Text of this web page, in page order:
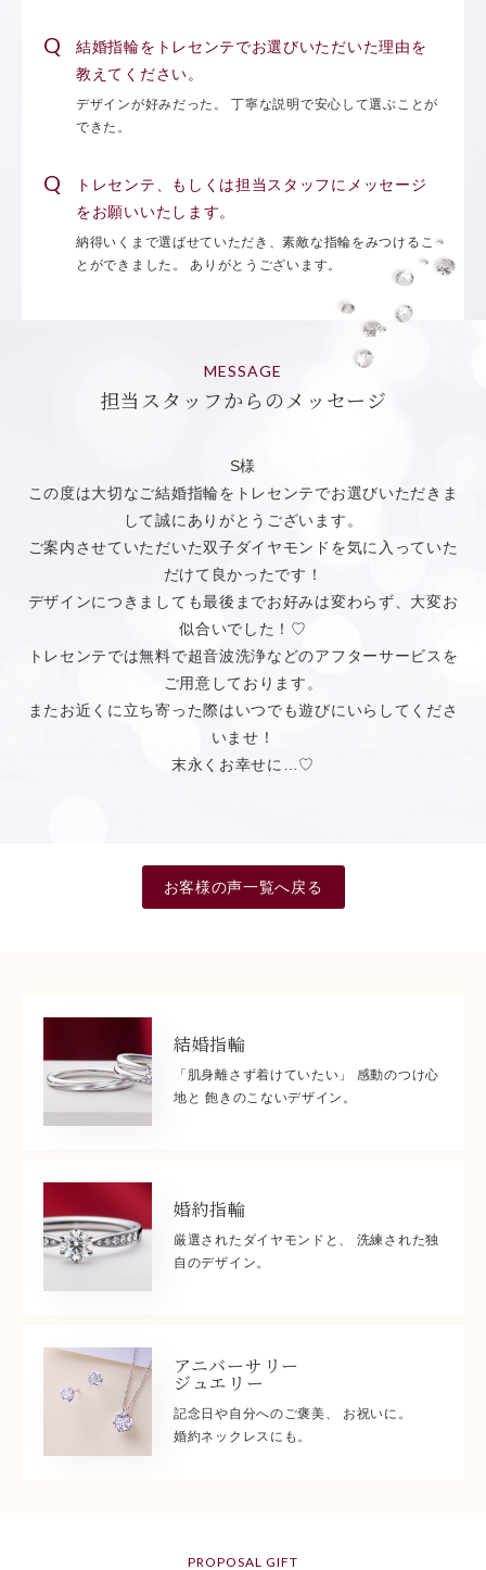
結婚指輪をトレセンテでお選びいただいた理由を
教えてください。
デザインが好みだった。 丁寧な説明で安心して選ぶことが
できた。
トレセンテ、もしくは担当スタッフにメッセージ
をお願いいたします。
納得いくまで選ばせていただき、素敵な指輪をみつけるこ
とができました。 ありがとうございます。
MESSAGE
担当スタッフからのメッセージ
S様
この度は大切なご結婚指輪をトレセンテでお選びいただきま
して誠にありがとうございます。
ご案内させていただいた双子ダイヤモンドを気に入っていた
だけて良かったです！
デザインにつきましても最後までお好みは変わらず、大変お
似合いでした！♡
トレセンテでは無料で超音波洗浄などのアフターサービスを
ご用意しております。
またお近くに立ち寄った際はいつでも遊びにいらしてくださ
いませ！
末永くお幸せに…♡
お客様の声一覧へ戻る
結婚指輪
「肌身離さず着けていたい」 感動のつけ心
地と 飽きのこないデザイン。
婚約指輪
厳選されたダイヤモンドと、 洗練された独
自のデザイン。
アニバーサリー
ジュエリー
記念日や自分へのご褒美、 お祝いに。
婚約ネックレスにも。
PROPOSAL GIFT